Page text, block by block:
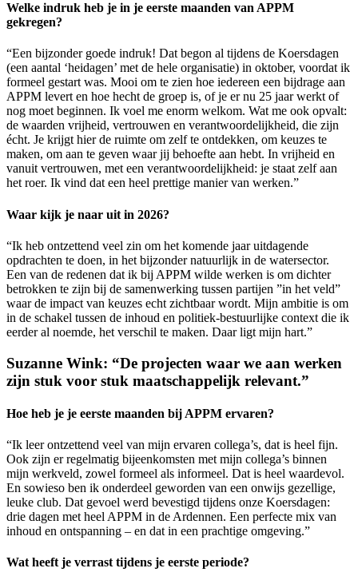
Welke indruk heb je in je eerste maanden van APPM
gekregen?
“Een bijzonder goede indruk! Dat begon al tijdens de Koersdagen
(een aantal ‘heidagen’ met de hele organisatie) in oktober, voordat ik
formeel gestart was. Mooi om te zien hoe iedereen een bijdrage aan
APPM levert en hoe hecht de groep is, of je er nu 25 jaar werkt of
nog moet beginnen. Ik voel me enorm welkom. Wat me ook opvalt:
de waarden vrijheid, vertrouwen en verantwoordelijkheid, die zijn
écht. Je krijgt hier de ruimte om zelf te ontdekken, om keuzes te
maken, om aan te geven waar jij behoefte aan hebt. In vrijheid en
vanuit vertrouwen, met een verantwoordelijkheid: je staat zelf aan
het roer. Ik vind dat een heel prettige manier van werken.”
Waar kijk je naar uit in 2026?
“Ik heb ontzettend veel zin om het komende jaar uitdagende
opdrachten te doen, in het bijzonder natuurlijk in de watersector.
Een van de redenen dat ik bij APPM wilde werken is om dichter
betrokken te zijn bij de samenwerking tussen partijen ”in het veld”
waar de impact van keuzes echt zichtbaar wordt. Mijn ambitie is om
in de schakel tussen de inhoud en politiek-bestuurlijke context die ik
eerder al noemde, het verschil te maken. Daar ligt mijn hart.”
Suzanne Wink: “De projecten waar we aan werken
zijn stuk voor stuk maatschappelijk relevant.”
Hoe heb je je eerste maanden bij APPM ervaren?
“Ik leer ontzettend veel van mijn ervaren collega’s, dat is heel fijn.
Ook zijn er regelmatig bijeenkomsten met mijn collega’s binnen
mijn werkveld, zowel formeel als informeel. Dat is heel waardevol.
En sowieso ben ik onderdeel geworden van een onwijs gezellige,
leuke club. Dat gevoel werd bevestigd tijdens onze Koersdagen:
drie dagen met heel APPM in de Ardennen. Een perfecte mix van
inhoud en ontspanning – en dat in een prachtige omgeving.”
Wat heeft je verrast tijdens je eerste periode?